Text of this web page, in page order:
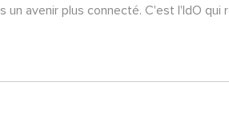
un avenir plus connecté. C'est l'IdO qui